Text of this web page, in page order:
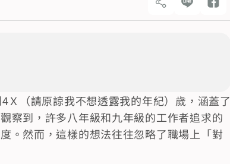
（請原諒我不想透露我的年紀）歲，涵蓋了
察到，許多八年級和九年級的工作者追求的
。然而，這樣的想法往往忽略了職場上「對